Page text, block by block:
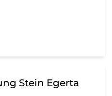
Stein Egerta